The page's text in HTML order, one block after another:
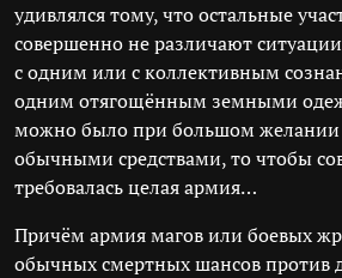
удивлялся тому, что остальные
совершенно не различают
с одним или с коллективным
одним отягощённым земными
можно было при большом желании
обычными средствами, то чтобы
требовалась целая армия…
Причём армия магов или боевых
обычных смертных шансов против